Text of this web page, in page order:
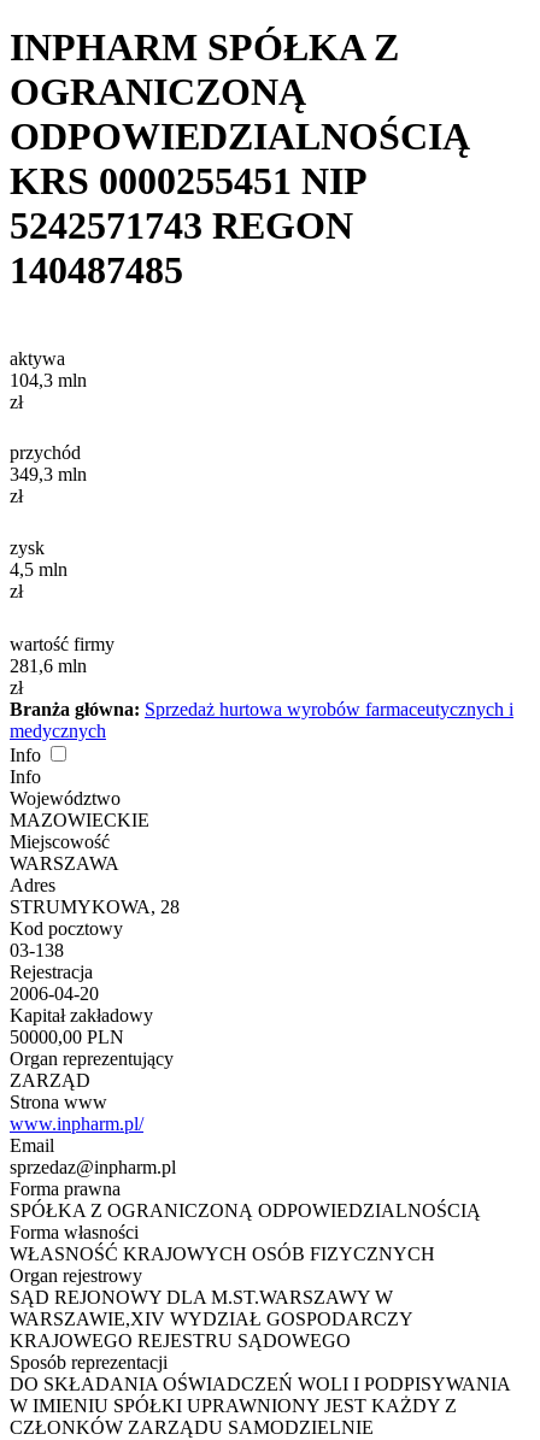
INPHARM SPÓŁKA Z
OGRANICZONĄ
ODPOWIEDZIALNOŚCIĄ
KRS 0000255451 NIP
5242571743 REGON
140487485
aktywa
104,3 mln
zł
przychód
349,3 mln
zł
zysk
4,5 mln
zł
wartość firmy
281,6 mln
zł
Branża główna: Sprzedaż hurtowa wyrobów farmaceutycznych i
medycznych
Info
Info
Województwo
MAZOWIECKIE
Miejscowość
WARSZAWA
Adres
STRUMYKOWA, 28
Kod pocztowy
03-138
Rejestracja
2006-04-20
Kapitał zakładowy
50000,00 PLN
Organ reprezentujący
ZARZĄD
Strona www
www.inpharm.pl/
Email
sprzedaz@inpharm.pl
Forma prawna
SPÓŁKA Z OGRANICZONĄ ODPOWIEDZIALNOŚCIĄ
Forma własności
WŁASNOŚĆ KRAJOWYCH OSÓB FIZYCZNYCH
Organ rejestrowy
SĄD REJONOWY DLA M.ST.WARSZAWY W
WARSZAWIE,XIV WYDZIAŁ GOSPODARCZY
KRAJOWEGO REJESTRU SĄDOWEGO
Sposób reprezentacji
DO SKŁADANIA OŚWIADCZEŃ WOLI I PODPISYWANIA
W IMIENIU SPÓŁKI UPRAWNIONY JEST KAŻDY Z
CZŁONKÓW ZARZĄDU SAMODZIELNIE